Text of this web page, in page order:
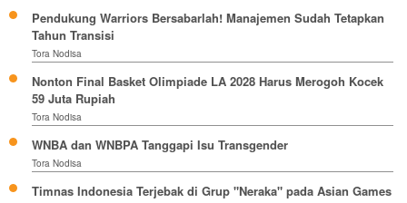
Pendukung Warriors Bersabarlah! Manajemen Sudah Tetapkan
Tahun Transisi
Tora Nodisa
Nonton Final Basket Olimpiade LA 2028 Harus Merogoh Kocek
59 Juta Rupiah
Tora Nodisa
WNBA dan WNBPA Tanggapi Isu Transgender
Tora Nodisa
Timnas Indonesia Terjebak di Grup "Neraka" pada Asian Games